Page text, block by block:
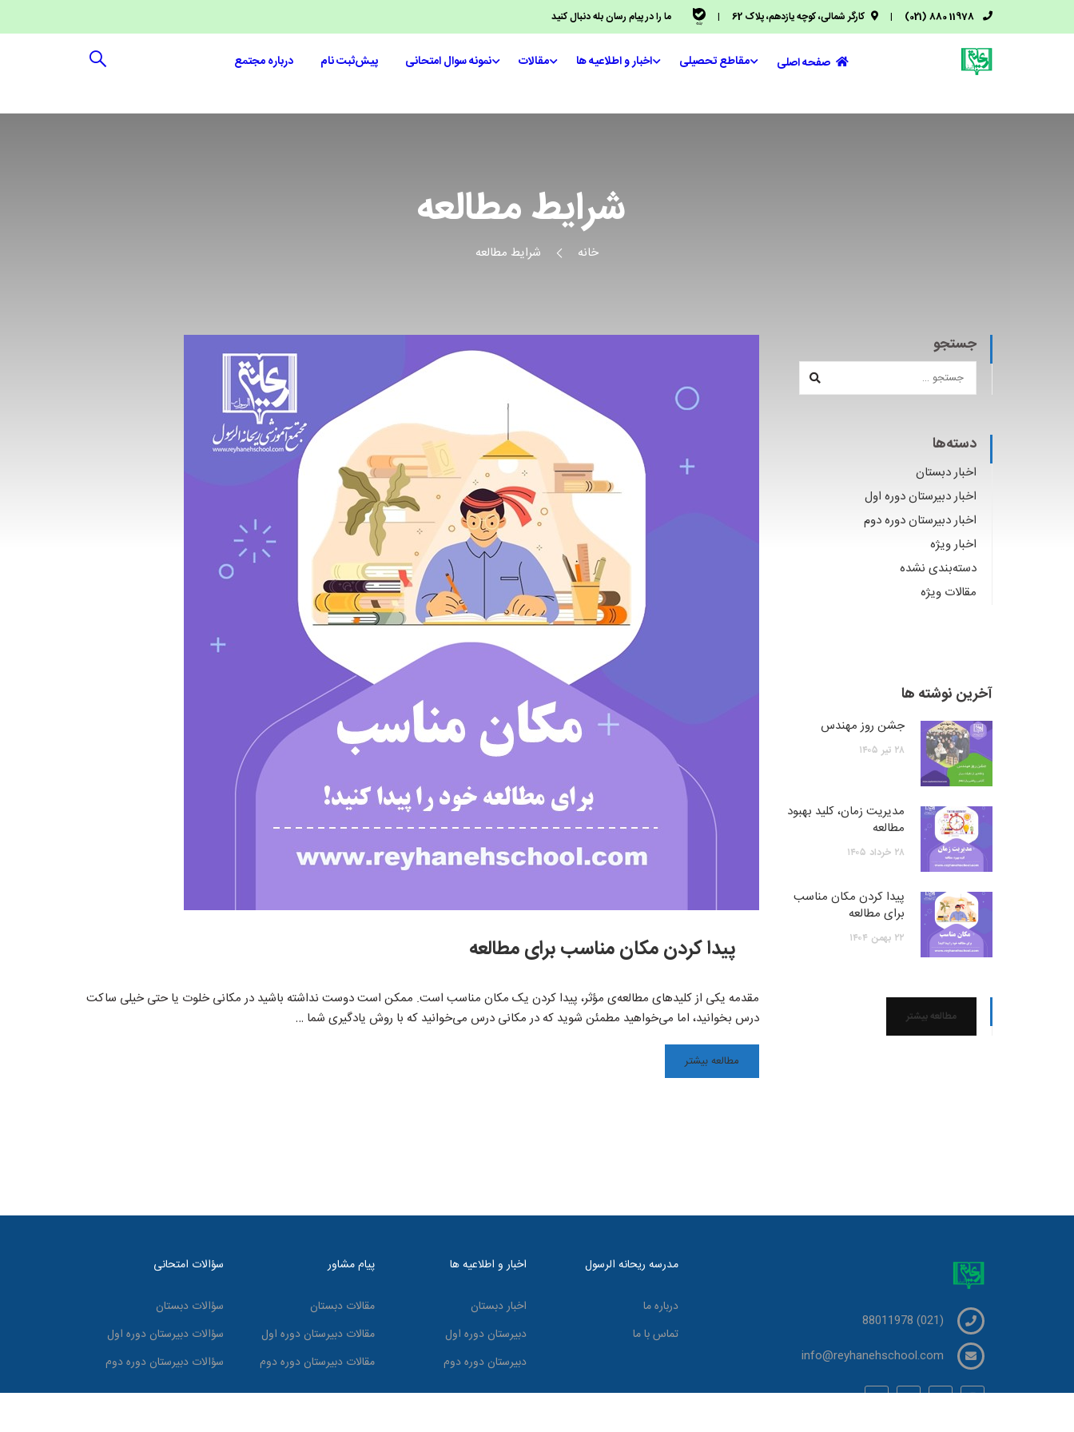
| کارگر شمالی، کوچه یازدهم، پلاک 62 | ما را در پیام رسان بله دنبال کنید
صفحه اصلی مقاطع تحصیلی اخبار و اطلاعیه ها مقالات نمونه سوال امتحانی پیش‌ثبت نام درباره مجتمع
شرایط مطالعه
خانه شرایط مطالعه
پیدا کردن مکان مناسب برای مطالعه
مقدمه یکی از کلیدهای مطالعه‌ی مؤثر، پیدا کردن یک مکان مناسب است. ممکن است دوست نداشته باشید در مکانی خلوت یا حتی خیلی ساکت
درس بخوانید، اما می‌خواهید مطمئن شوید که در مکانی درس می‌خوانید که با روش یادگیری شما …
مطالعه بیشتر
جستجو
دسته‌ها
اخبار دبستان
اخبار دبیرستان دوره اول
اخبار دبیرستان دوره دوم
اخبار ویژه
دسته‌بندی نشده
مقالات ویژه
آخرین نوشته ها
جشن روز مهندس
۲۸ تیر ۱۴۰۵
مدیریت زمان، کلید بهبود
مطالعه
۲۸ خرداد ۱۴۰۵
پیدا کردن مکان مناسب
برای مطالعه
۲۲ بهمن ۱۴۰۴
مطالعه بیشتر
(021) 88011978
info@reyhanehschool.com
مدرسه ریحانه الرسول
درباره ما
تماس با ما
اخبار و اطلاعیه ها
اخبار دبستان
دبیرستان دوره اول
دبیرستان دوره دوم
پیام مشاور
مقالات دبستان
مقالات دبیرستان دوره اول
مقالات دبیرستان دوره دوم
سؤالات امتحانی
سؤالات دبستان
سؤالات دبیرستان دوره اول
سؤالات دبیرستان دوره دوم